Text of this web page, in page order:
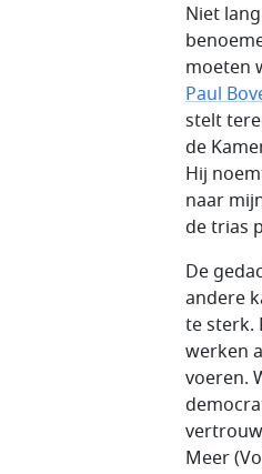
Niet
moeten
Paul
stelt
de
Hij
naar
de trias
De
andere
te sterk.
werken
voeren.
Meer